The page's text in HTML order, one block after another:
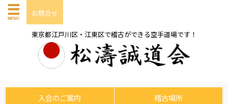
お問合せ
東京都江戸川区・江東区で稽古ができる空手道場です！
入会のご案内
稽古場所